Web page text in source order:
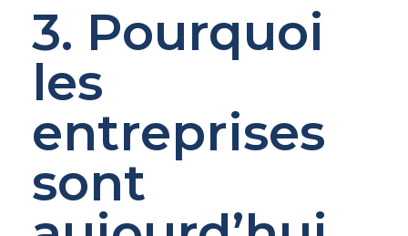
3. Pourquoi
les
entreprises
sont